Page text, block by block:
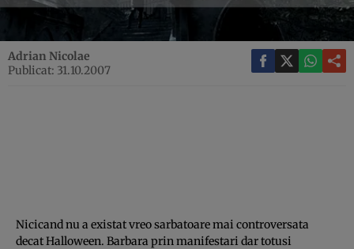
Adrian Nicolae
Publicat: 31.10.2007
Nicicand nu a existat vreo sarbatoare mai controversata
decat Halloween. Barbara prin manifestari dar totusi